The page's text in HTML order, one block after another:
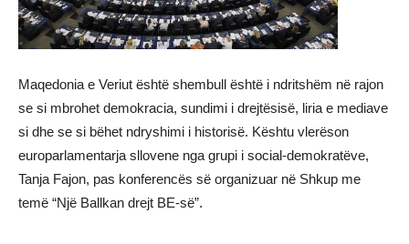
Maqedonia e Veriut është shembull është i ndritshëm në rajon
se si mbrohet demokracia, sundimi i drejtësisë, liria e mediave
si dhe se si bëhet ndryshimi i historisë. Kështu vlerëson
europarlamentarja sllovene nga grupi i social-demokratëve,
Tanja Fajon, pas konferencës së organizuar në Shkup me
temë “Një Ballkan drejt BE-së”.